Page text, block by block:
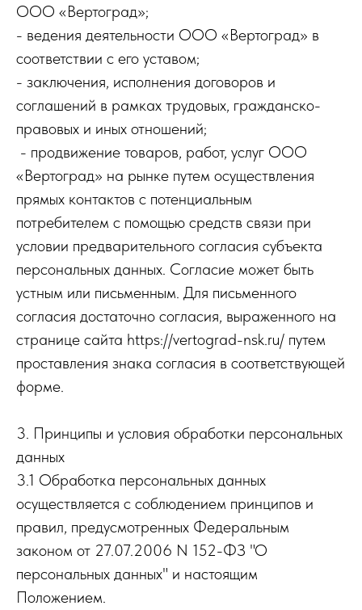
ООО «Вертоград»;
- ведения деятельности ООО «Вертоград» в
соответствии с его уставом;
- заключения, исполнения договоров и
соглашений в рамках трудовых, гражданско-
правовых и иных отношений;
- продвижение товаров, работ, услуг ООО
«Вертоград» на рынке путем осуществления
прямых контактов с потенциальным
потребителем с помощью средств связи при
условии предварительного согласия субъекта
персональных данных. Согласие может быть
устным или письменным. Для письменного
согласия достаточно согласия, выраженного на
странице сайта https://vertograd-nsk.ru/ путем
проставления знака согласия в соответствующей
форме.
3. Принципы и условия обработки персональных
данных
3.1 Обработка персональных данных
осуществляется с соблюдением принципов и
правил, предусмотренных Федеральным
законом от 27.07.2006 N 152-ФЗ "О
персональных данных" и настоящим
Положением.